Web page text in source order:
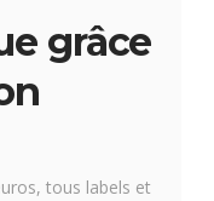
grâce
tous labels et